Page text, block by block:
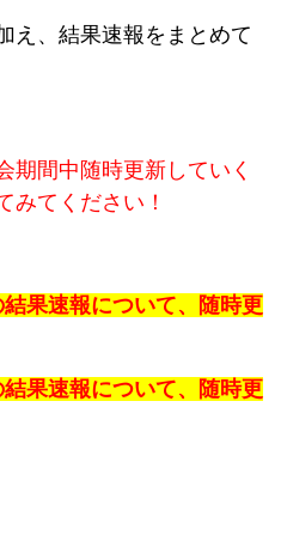
え、結果速報をまとめて
期間中随時更新していく
みてください！
果速報について、随時更
果速報について、随時更